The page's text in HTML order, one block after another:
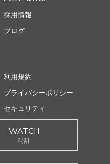
採用情報
ブログ
利用規約
プライバシーポリシー
セキュリティ
WATCH
時計